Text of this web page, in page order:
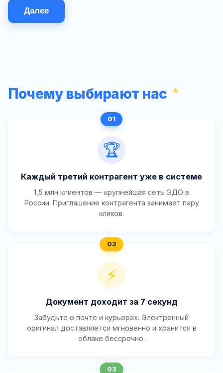
Далее
Почему выбирают нас
🏆
Каждый третий контрагент уже в системе
1,5 млн клиентов — крупнейшая сеть ЭДО в
России. Приглашение контрагента занимает пару
кликов.
⚡
Документ доходит за 7 секунд
Забудьте о почте и курьерах. Электронный
оригинал доставляется мгновенно и хранится в
облаке бессрочно.